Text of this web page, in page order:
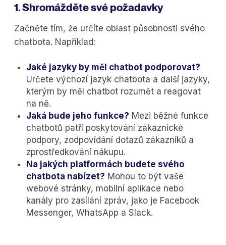
1. Shromážděte své požadavky
Začněte tím, že určíte oblast působnosti svého
chatbota. Například:
Jaké jazyky by měl chatbot podporovat?
Určete výchozí jazyk chatbota a další jazyky,
kterým by měl chatbot rozumět a reagovat
na ně.
Jaká bude jeho funkce? Mezi běžné funkce
chatbotů patří poskytování zákaznické
podpory, zodpovídání dotazů zákazníků a
zprostředkování nákupu.
Na jakých platformách budete svého
chatbota nabízet? Mohou to být vaše
webové stránky, mobilní aplikace nebo
kanály pro zasílání zpráv, jako je Facebook
Messenger, WhatsApp a Slack.